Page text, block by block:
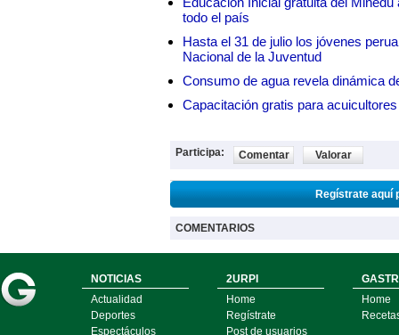
todo el país
Hasta el 31 de julio los jóvenes
Nacional de la Juventud
Consumo de agua revela dinámica
Capacitación gratis para
Participa: Comentar Valorar
Regístrate aquí
COMENTARIOS
NOTICIAS
Actualidad
Deportes
Espectáculos
2URPI
Home
Regístrate
Post de usuarios
Home